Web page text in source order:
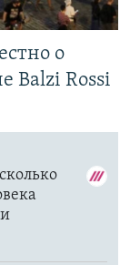
о
Balzi Rossi